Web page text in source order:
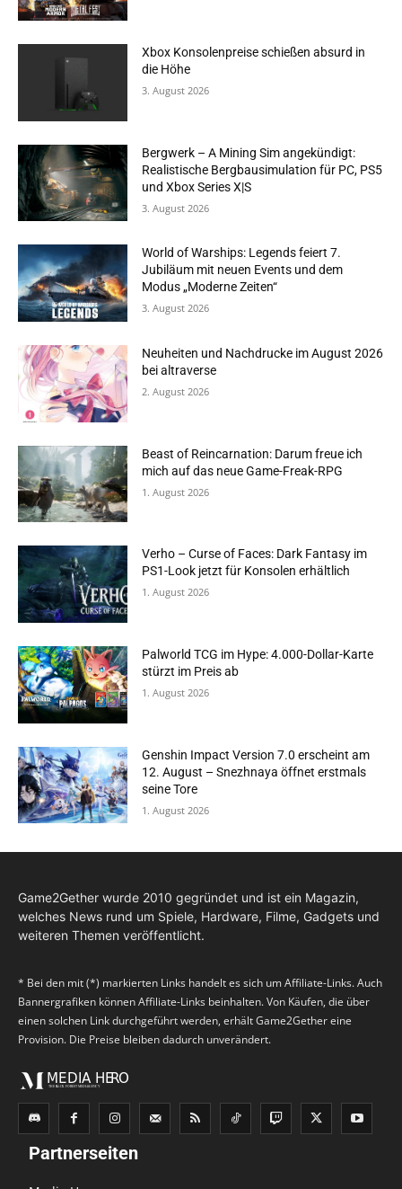
Xbox Konsolenpreise schießen absurd in
die Höhe
3. August 2026
Bergwerk – A Mining Sim angekündigt:
Realistische Bergbausimulation für PC, PS5
und Xbox Series X|S
3. August 2026
World of Warships: Legends feiert 7.
Jubiläum mit neuen Events und dem
Modus „Moderne Zeiten“
3. August 2026
Neuheiten und Nachdrucke im August 2026
bei altraverse
2. August 2026
Beast of Reincarnation: Darum freue ich
mich auf das neue Game-Freak-RPG
1. August 2026
Verho – Curse of Faces: Dark Fantasy im
PS1-Look jetzt für Konsolen erhältlich
1. August 2026
Palworld TCG im Hype: 4.000-Dollar-Karte
stürzt im Preis ab
1. August 2026
Genshin Impact Version 7.0 erscheint am
12. August – Snezhnaya öffnet erstmals
seine Tore
1. August 2026
Game2Gether wurde 2010 gegründet und ist ein Magazin,
welches News rund um Spiele, Hardware, Filme, Gadgets und
weiteren Themen veröffentlicht.
* Bei den mit (*) markierten Links handelt es sich um Affiliate-Links. Auch
Bannergrafiken können Affiliate-Links beinhalten. Von Käufen, die über
einen solchen Link durchgeführt werden, erhält Game2Gether eine
Provision. Die Preise bleiben dadurch unverändert.
Partnerseiten